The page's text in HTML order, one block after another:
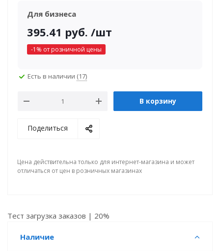
Для бизнеса
395.41 руб. /шт
-1 % от розничной цены
Есть в наличии (17)
В корзину
Поделиться
Цена действительна только для интернет-магазина и может
отличаться от цен в розничных магазинах
Тест загрузка заказов | 20%
Наличие